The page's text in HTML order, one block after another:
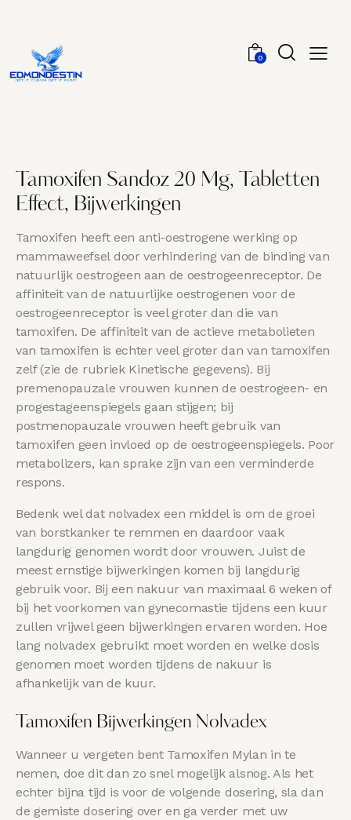
0
Tamoxifen Sandoz 20 Mg, Tabletten
Effect, Bijwerkingen
Tamoxifen heeft een anti-oestrogene werking op
mammaweefsel door verhindering van de binding van
natuurlijk oestrogeen aan de oestrogeenreceptor. De
affiniteit van de natuurlijke oestrogenen voor de
oestrogeenreceptor is veel groter dan die van
tamoxifen. De affiniteit van de actieve metabolieten
van tamoxifen is echter veel groter dan van tamoxifen
zelf (zie de rubriek Kinetische gegevens). Bij
premenopauzale vrouwen kunnen de oestrogeen- en
progestageenspiegels gaan stijgen; bij
postmenopauzale vrouwen heeft gebruik van
tamoxifen geen invloed op de oestrogeenspiegels. Poor
metabolizers, kan sprake zijn van een verminderde
respons.
Bedenk wel dat nolvadex een middel is om de groei
van borstkanker te remmen en daardoor vaak
langdurig genomen wordt door vrouwen. Juist de
meest ernstige bijwerkingen komen bij langdurig
gebruik voor. Bij een nakuur van maximaal 6 weken of
bij het voorkomen van gynecomastie tijdens een kuur
zullen vrijwel geen bijwerkingen ervaren worden. Hoe
lang nolvadex gebruikt moet worden en welke dosis
genomen moet worden tijdens de nakuur is
afhankelijk van de kuur.
Tamoxifen Bijwerkingen Nolvadex
Wanneer u vergeten bent Tamoxifen Mylan in te
nemen, doe dit dan zo snel mogelijk alsnog. Als het
echter bijna tijd is voor de volgende dosering, sla dan
de gemiste dosering over en ga verder met uw